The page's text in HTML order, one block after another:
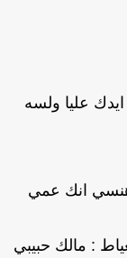
عليا ولسه
انك عمي
: مالك حبيبي